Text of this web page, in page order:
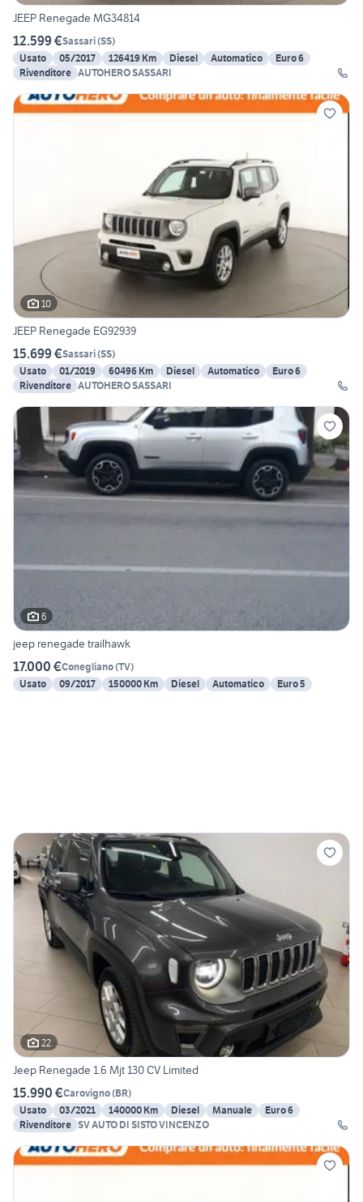
JEEP Renegade MG34814
12.599 €Sassari(SS)
Usato
05/2017 126419 Km Diesel Automatico
Euro 6
Rivenditore AUTOHERO SASSARI
10
JEEP Renegade EG92939
15.699 €Sassari(SS)
Usato
01/2019 60496 Km Diesel Automatico
Euro 6
Rivenditore AUTOHERO SASSARI
6
jeep renegade trailhawk
17.000 €Conegliano(TV)
Usato
09/2017 150000 Km Diesel Automatico Euro 5
22
Jeep Renegade 1.6 Mjt 130 CV Limited
15.990 €Carovigno(BR)
Usato
03/2021 140000 Km Diesel Manuale
Euro 6
Rivenditore SV AUTO DI SISTO VINCENZO